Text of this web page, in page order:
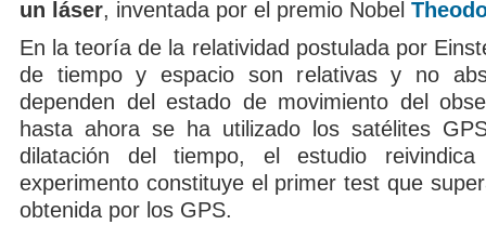
un láser, inventada por el premio Nobel
En la teoría de la relatividad postulada por
de tiempo y espacio son relativas y no
dependen del estado de movimiento del
hasta ahora se ha utilizado los satélites
dilatación del tiempo, el estudio
experimento constituye el primer test que
obtenida por los GPS.